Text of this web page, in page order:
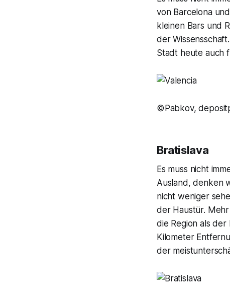
von Barcelona
kleinen Bars und
der
Stadt heute auch
©Pabkov,
Bratislava
Es muss nicht
Ausland, denken
nicht weniger
der Haustür.
die Region als
Kilometer
der